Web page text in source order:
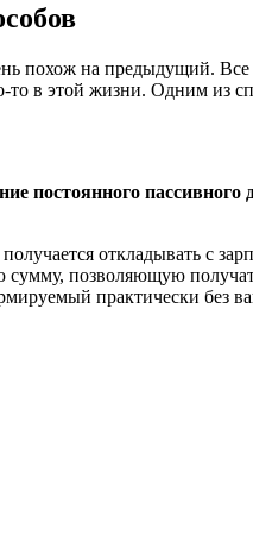
похож на предыдущий.
в этой жизни. Одним из
постоянного пассивного
откладывать с
позволяющую
практически без